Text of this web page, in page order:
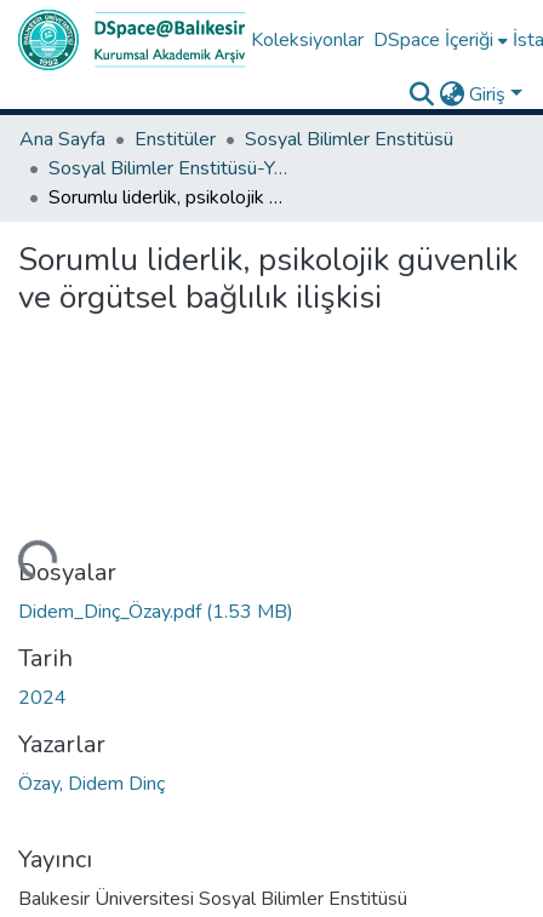
Koleksiyonlar DSpace İçeriği
Giriş
Ana Sayfa
Enstitüler
Sosyal Bilimler Enstitüsü
Sosyal Bilimler Enstitüsü-Yüksek Lisans Tezleri
Sorumlu liderlik, psikolojik güvenlik ve örgütsel bağlılık ilişkisi
Sorumlu liderlik, psikolojik güvenlik
ve örgütsel bağlılık ilişkisi
Dosyalar
Didem_Dinç_Özay.pdf(1.53 MB)
Tarih
2024
Yazarlar
Özay, Didem Dinç
Yayıncı
Balıkesir Üniversitesi Sosyal Bilimler Enstitüsü